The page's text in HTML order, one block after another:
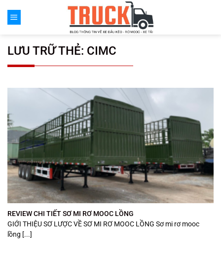
đến
LƯU TRỮ THẺ: CIMC
REVIEW CHI TIẾT SƠ MI RƠ MOOC LỒNG
GIỚI THIỆU SƠ LƯỢC VỀ SƠ MI RƠ MOOC LỒNG Sơ mi rơ mooc
lồng [...]